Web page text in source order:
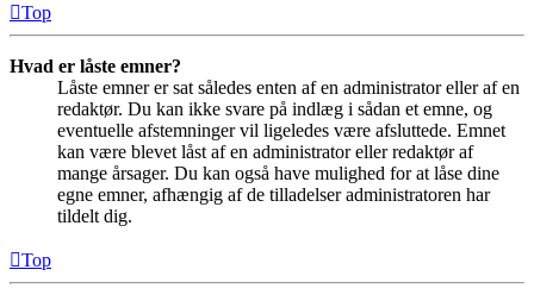
Top
Hvad er låste emner?
Låste emner er sat således enten af en administrator eller af en
redaktør. Du kan ikke svare på indlæg i sådan et emne, og
eventuelle afstemninger vil ligeledes være afsluttede. Emnet
kan være blevet låst af en administrator eller redaktør af
mange årsager. Du kan også have mulighed for at låse dine
egne emner, afhængig af de tilladelser administratoren har
tildelt dig.
Top